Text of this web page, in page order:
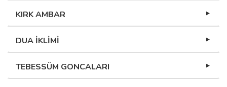
KIRK AMBAR
DUA İKLİMİ
TEBESSÜM GONCALARI